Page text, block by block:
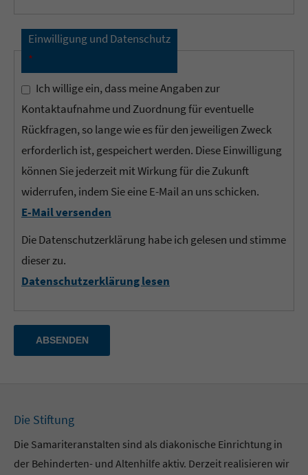
Einwilligung und Datenschutz
*
Ich willige ein, dass meine Angaben zur
Kontaktaufnahme und Zuordnung für eventuelle
Rückfragen, so lange wie es für den jeweiligen Zweck
erforderlich ist, gespeichert werden. Diese Einwilligung
können Sie jederzeit mit Wirkung für die Zukunft
widerrufen, indem Sie eine E-Mail an uns schicken.
E-Mail versenden
Die Datenschutzerklärung habe ich gelesen und stimme
dieser zu.
Datenschutzerklärung lesen
ABSENDEN
Die Stiftung
Die Samariteranstalten sind als diakonische Einrichtung in
der Behinderten- und Altenhilfe aktiv. Derzeit realisieren wir